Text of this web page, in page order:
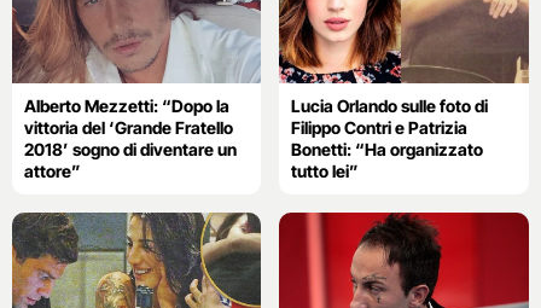
Alberto Mezzetti: “Dopo la
vittoria del ‘Grande Fratello
2018’ sogno di diventare un
attore”
Lucia Orlando sulle foto di
Filippo Contri e Patrizia
Bonetti: “Ha organizzato
tutto lei”